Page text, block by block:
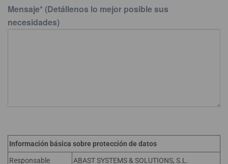
Mensaje*(Detállenos lo mejor posible sus
necesidades)
Información básica sobre protección de datos
Responsable ABAST SYSTEMS & SOLUTIONS, S.L.